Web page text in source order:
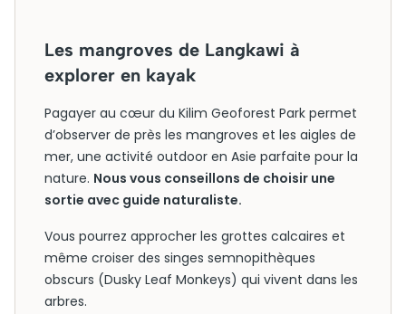
Les mangroves de Langkawi à
explorer en kayak
Pagayer au cœur du Kilim Geoforest Park permet
d’observer de près les mangroves et les aigles de
mer, une activité outdoor en Asie parfaite pour la
nature. Nous vous conseillons de choisir une
sortie avec guide naturaliste.
Vous pourrez approcher les grottes calcaires et
même croiser des singes semnopithèques
obscurs (Dusky Leaf Monkeys) qui vivent dans les
arbres.